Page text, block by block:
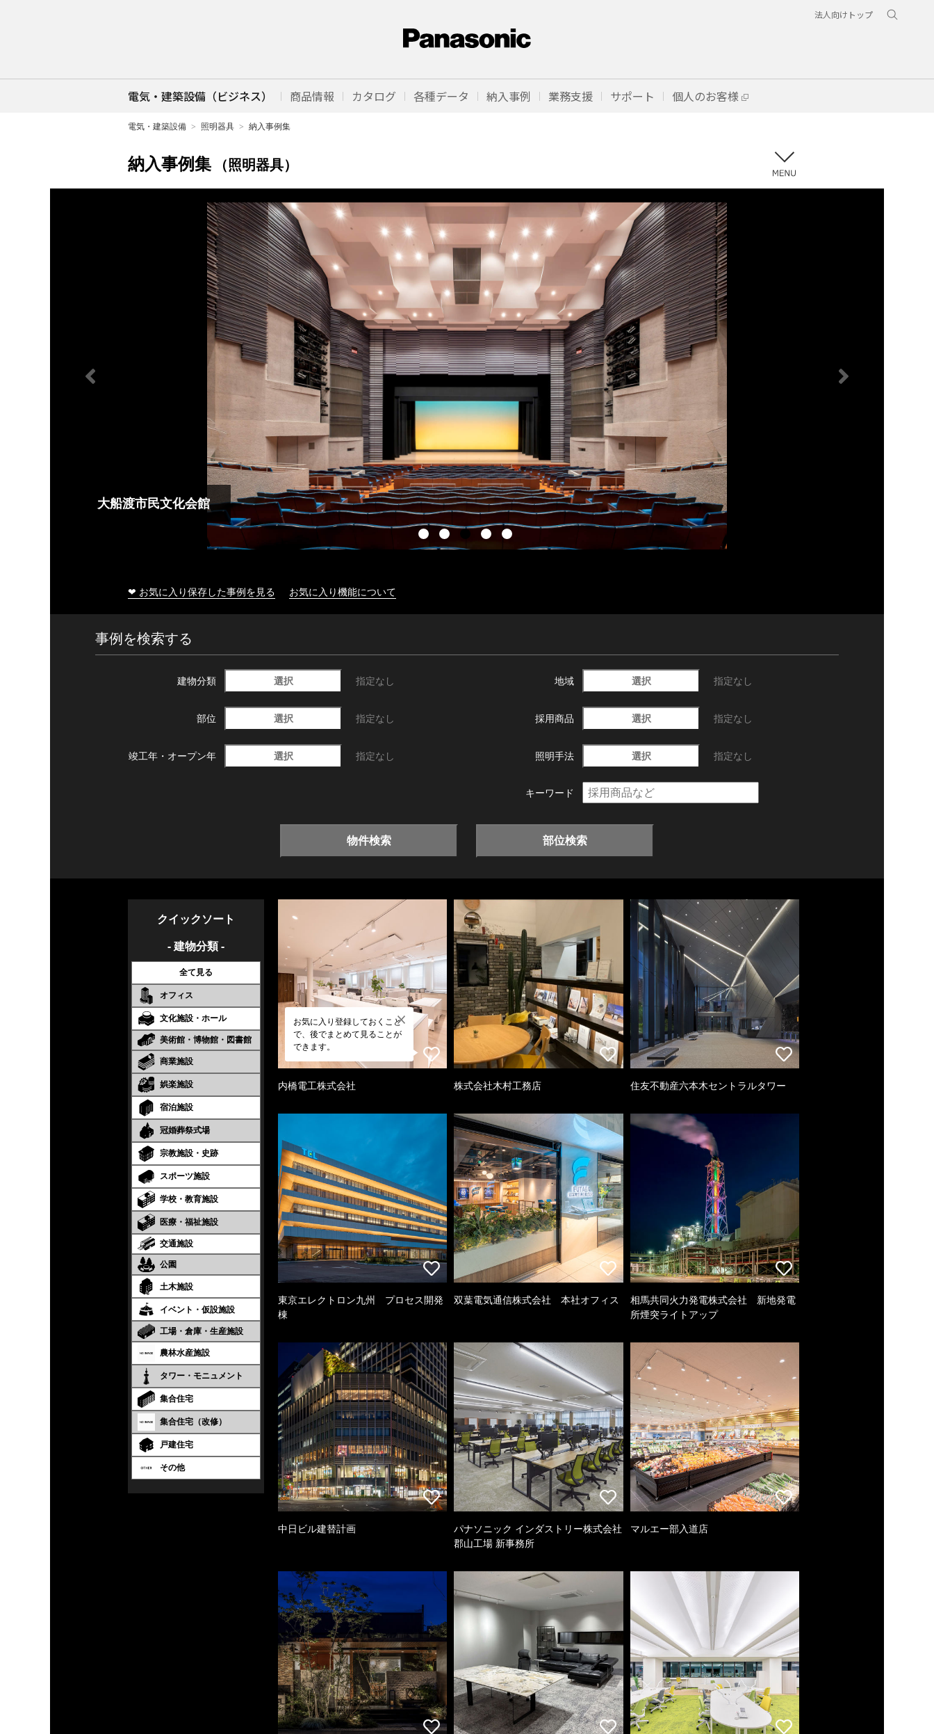
法人向けトップ
電気・建築設備（ビジネス） 商品情報 カタログ 各種データ 納入事例 業務支援 サポート 個人のお客様
電気・建築設備 照明器具 納入事例集
納入事例集 （照明器具）
大船渡市民文化会館
❤ お気に入り保存した事例を見る お気に入り機能について
事例を検索する
建物分類 選択 指定なし 地域 選択 指定なし
部位 選択 指定なし 採用商品 選択 指定なし
竣工年・ オープン年 選択 指定なし 照明手法 選択 指定なし
キーワード
物件検索 部位検索
クイックソート
- 建物分類 -
全て見る
オフィス
文化施設・ホール
美術館・博物館・図書館
商業施設
娯楽施設
宿泊施設
冠婚葬祭式場
宗教施設・史跡
スポーツ施設
学校・教育施設
医療・福祉施設
交通施設
公園
土木施設
イベント・仮設施設
工場・倉庫・生産施設
農林水産施設
タワー・モニュメント
集合住宅
集合住宅（改修）
戸建住宅
その他
お気に入り登録しておくこと
で、後でまとめて見ることが
できます。
内橋電工株式会社 株式会社木村工務店 住友不動産六本木セントラルタワー
東京エレクトロン九州 プロセス開発
棟
双葉電気通信株式会社 本社オフィス
相馬共同火力発電株式会社 新地発電
所煙突ライトアップ
中日ビル建替計画
パナソニック インダストリー株式会社
郡山工場 新事務所
マルエー部入道店